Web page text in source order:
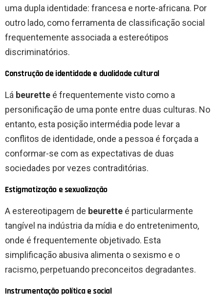
uma dupla identidade: francesa e norte-africana. Por
outro lado, como ferramenta de classificação social
frequentemente associada a estereótipos
discriminatórios.
Construção de identidade e dualidade cultural
Lá beurette é frequentemente visto como a
personificação de uma ponte entre duas culturas. No
entanto, esta posição intermédia pode levar a
conflitos de identidade, onde a pessoa é forçada a
conformar-se com as expectativas de duas
sociedades por vezes contraditórias.
Estigmatização e sexualização
A estereotipagem de beurette é particularmente
tangível na indústria da mídia e do entretenimento,
onde é frequentemente objetivado. Esta
simplificação abusiva alimenta o sexismo e o
racismo, perpetuando preconceitos degradantes.
Instrumentação política e social